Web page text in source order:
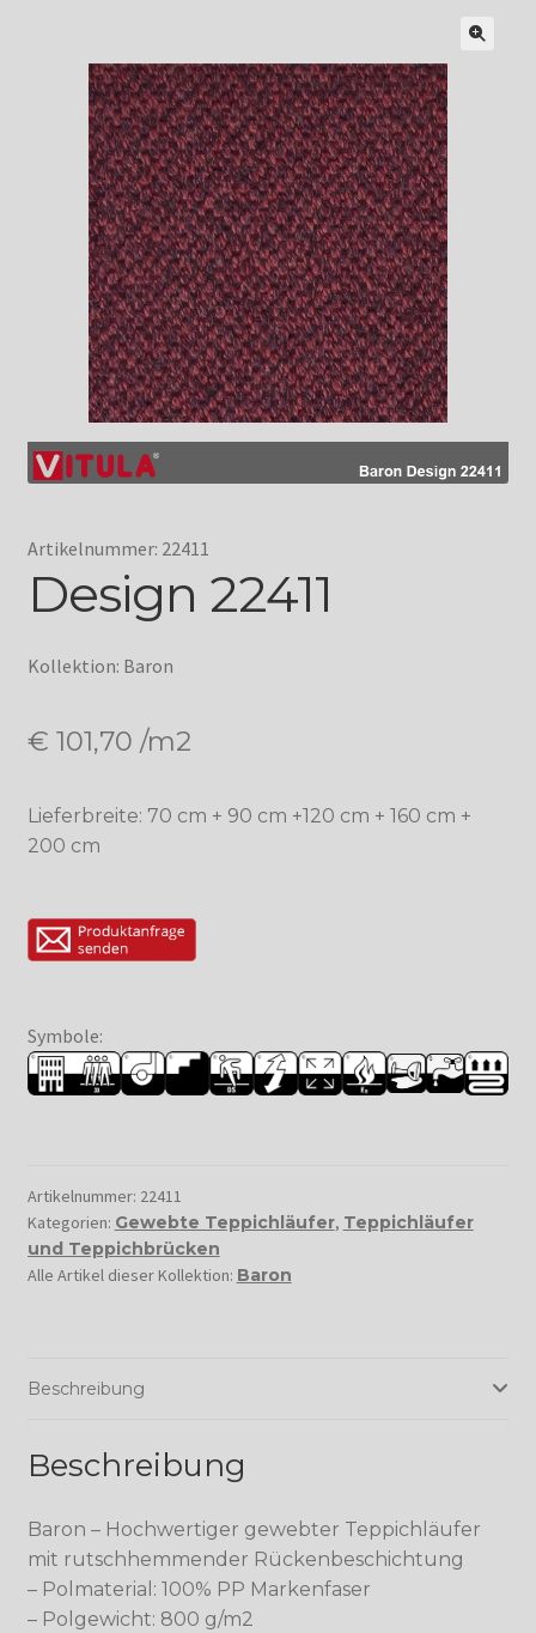
Artikelnummer: 22411
Design 22411
Kollektion: Baron
€ 101,70 /m2
Lieferbreite: 70 cm + 90 cm +120 cm + 160 cm +
200 cm
Symbole:
Artikelnummer: 22411
Kategorien: Gewebte Teppichläufer, Teppichläufer
und Teppichbrücken
Alle Artikel dieser Kollektion: Baron
Beschreibung
Beschreibung
Baron – Hochwertiger gewebter Teppichläufer
mit rutschhemmender Rückenbeschichtung
– Polmaterial: 100% PP Markenfaser
– Polgewicht: 800 g/m2